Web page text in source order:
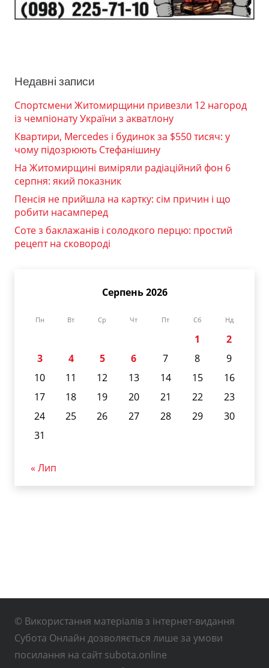
Недавні записи
Спортсмени Житомирщини привезли 12 нагород
із чемпіонату України з акватлону
Квартири, Mercedes і будинок за $550 тисяч: у
чому підозрюють Стефанішину
На Житомирщині виміряли радіаційний фон 6
серпня: який показник
Пенсія не прийшла на картку: сім причин і що
робити насамперед
Соте з баклажанів і солодкого перцю: простий
рецепт на сковороді
Серпень 2026
Пн Вт Ср Чт Пт Сб Нд
1
2
3
4 5 6 7 8
9
10
11 12 13 14 15
16
17
18 19 20 21 22
23
24
25 26 27 28 29
30
31
« Лип
© Використання матеріалів з інтернет-видання
Субота Онлайн дозволяється лише за умови
посилання на сайт subota.online